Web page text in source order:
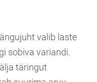
valib laste
sobiva variandi.
täringut